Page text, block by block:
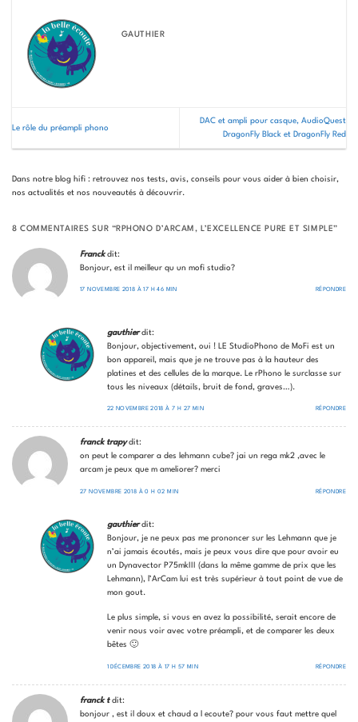
GAUTHIER
Le rôle du préampli phono
DAC et ampli pour casque, AudioQuest
DragonFly Black et DragonFly Red
Dans notre blog hifi : retrouvez nos tests, avis, conseils pour vous aider à bien choisir,
nos actualités et nos nouveautés à découvrir.
8 COMMENTAIRES SUR “RPHONO D’ARCAM, L’EXCELLENCE PURE ET SIMPLE”
Franck dit:
Bonjour, est il meilleur qu un mofi studio?
17 NOVEMBRE 2018 À 17 H 46 MIN RÉPONDRE
gauthier dit:
Bonjour, objectivement, oui ! LE StudioPhono de MoFi est un
bon appareil, mais que je ne trouve pas à la hauteur des
platines et des cellules de la marque. Le rPhono le surclasse sur
tous les niveaux (détails, bruit de fond, graves…).
22 NOVEMBRE 2018 À 7 H 27 MIN RÉPONDRE
franck trapy dit:
on peut le comparer a des lehmann cube? jai un rega mk2 ,avec le
arcam je peux que m ameliorer? merci
27 NOVEMBRE 2018 À 0 H 02 MIN RÉPONDRE
gauthier dit:
Bonjour, je ne peux pas me prononcer sur les Lehmann que je
n’ai jamais écoutés, mais je peux vous dire que pour avoir eu
un Dynavector P75mkIII (dans la même gamme de prix que les
Lehmann), l’ArCam lui est très supérieur à tout point de vue de
mon gout.
Le plus simple, si vous en avez la possibilité, serait encore de
venir nous voir avec votre préampli, et de comparer les deux
bêtes 🙂
1 DÉCEMBRE 2018 À 17 H 57 MIN RÉPONDRE
franck t dit:
bonjour , est il doux et chaud a l ecoute? pour vous faut mettre quel